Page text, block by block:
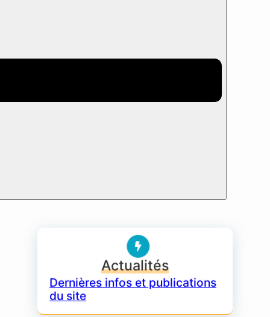
adhérents et annuaire Statuts, AG, équipe CA
Actualités
Dernières infos et publications
du site